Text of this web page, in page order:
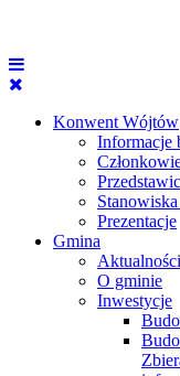
Konwent Wójtów
Informacje
Prezentacje
Gmina
Aktualności
O gminie
Inwestycje